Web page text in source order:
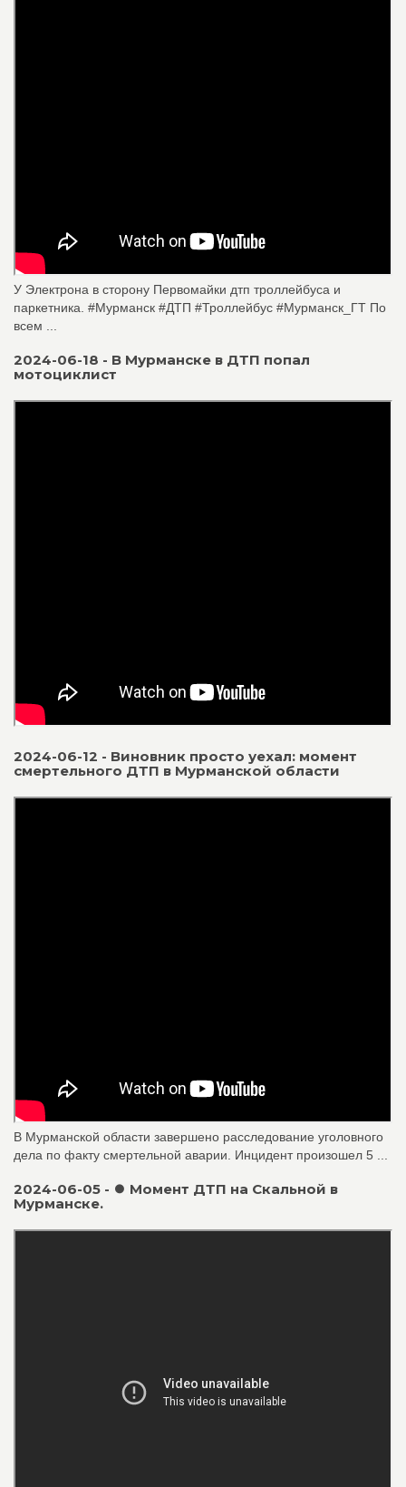
У Электрона в сторону Первомайки дтп троллейбуса и
паркетника. #Мурманск #ДТП #Троллейбус #Мурманск_ГТ По
всем ...
2024-06-18 - В Мурманске в ДТП попал
мотоциклист
2024-06-12 - Виновник просто уехал: момент
смертельного ДТП в Мурманской области
В Мурманской области завершено расследование уголовного
дела по факту смертельной аварии. Инцидент произошел 5 ...
2024-06-05 - ⏺ Момент ДТП на Скальной в
Мурманске.